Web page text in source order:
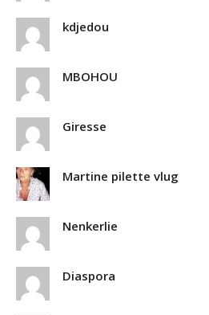
kdjedou
MBOHOU
Giresse
Martine pilette vlug
Nenkerlie
Diaspora